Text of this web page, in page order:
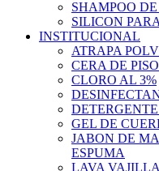
SHAMPOO
SILICON
INSTITUCIONAL
ATRAPA
CERA DE
CLORO AL 3%
GEL DE
JABON DE
ESPUMA
LAVA